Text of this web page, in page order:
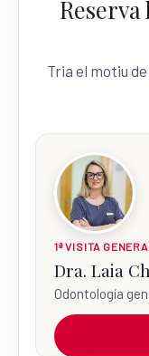
Tria el motiu
1ª VISITA
Dra. Laia
Odontología